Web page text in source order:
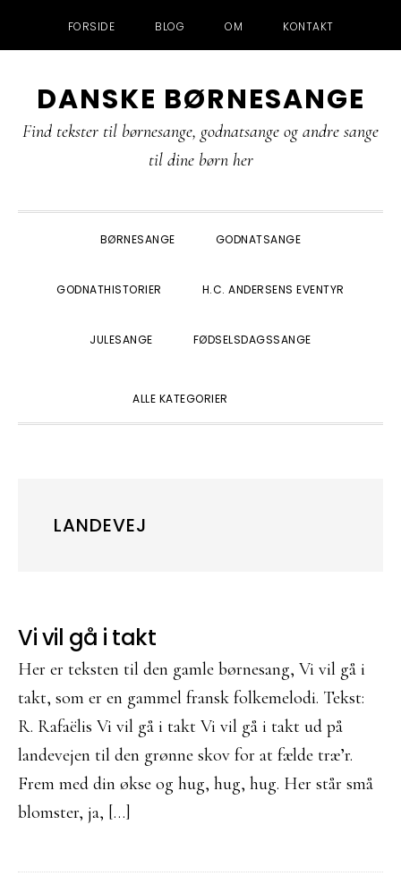
FORSIDE BLOG OM KONTAKT
direkte
til
indhold
direkte
til
direkte
til
DANSKE BØRNESANGE
Find tekster til børnesange, godnatsange og andre sange
til dine børn her
BØRNESANGE GODNATSANGE
GODNATHISTORIER H.C. ANDERSENS EVENTYR
JULESANGE FØDSELSDAGSSANGE
ALLE KATEGORIER
LANDEVEJ
Vi vil gå i takt
Her er teksten til den gamle børnesang, Vi vil gå i
takt, som er en gammel fransk folkemelodi. Tekst:
R. Rafaëlis Vi vil gå i takt Vi vil gå i takt ud på
landevejen til den grønne skov for at fælde træ’r.
Frem med din økse og hug, hug, hug. Her står små
blomster, ja, […]